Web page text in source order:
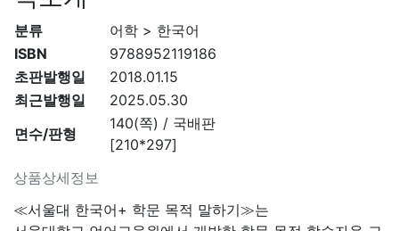
상품상세정보
분류
어학 > 한국어
ISBN
9788952119186
초판발행일
2018.01.15
최근발행일
2025.05.30
면수/판형
140(쪽) / 국배판
[210*297]
≪서울대 한국어+ 학문 목적 말하기≫는